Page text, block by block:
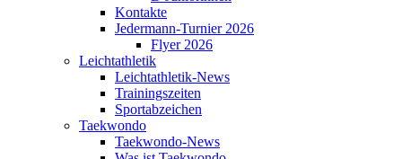
Kontakte
Jedermann-Turnier 2026
Flyer 2026
Leichtathletik
Leichtathletik-News
Trainingszeiten
Sportabzeichen
Taekwondo
Taekwondo-News